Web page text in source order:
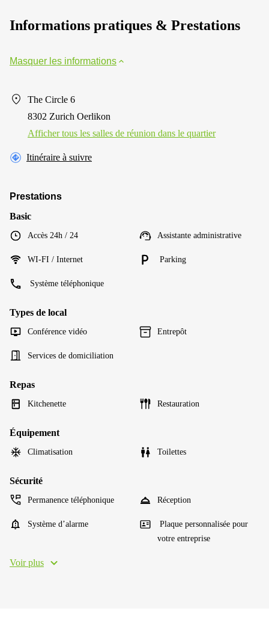
Informations pratiques & Prestations
Masquer les informations
The Circle 6
8302 Zurich Oerlikon
Afficher tous les salles de réunion dans le quartier
Itinéraire à suivre
Prestations
Basic
Accès 24h / 24 Assistante administrative
WI-FI / Internet Parking
Système téléphonique
Types de local
Conférence vidéo Entrepôt
Services de domiciliation
Repas
Kitchenette Restauration
Équipement
Climatisation Toilettes
Sécurité
Permanence téléphonique Réception
Système d’alarme
Plaque personnalisée pour
votre entreprise
Voir plus